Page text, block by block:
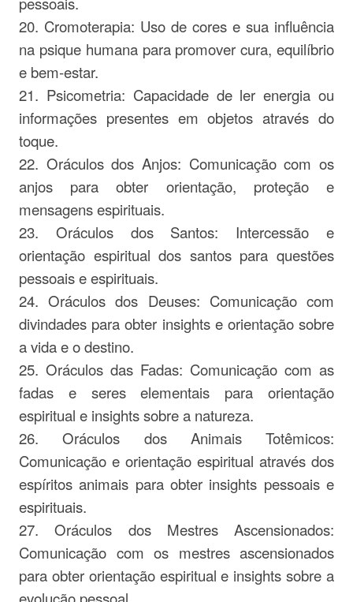
20. Cromoterapia: Uso de cores e sua influência
na psique humana para promover cura, equilíbrio
e bem-estar.
21. Psicometria: Capacidade de ler energia ou
informações presentes em objetos através do
toque.
22. Oráculos dos Anjos: Comunicação com os
anjos para obter orientação, proteção e
mensagens espirituais.
23. Oráculos dos Santos: Intercessão e
orientação espiritual dos santos para questões
pessoais e espirituais.
24. Oráculos dos Deuses: Comunicação com
divindades para obter insights e orientação sobre
a vida e o destino.
25. Oráculos das Fadas: Comunicação com as
fadas e seres elementais para orientação
espiritual e insights sobre a natureza.
26. Oráculos dos Animais Totêmicos:
Comunicação e orientação espiritual através dos
espíritos animais para obter insights pessoais e
espirituais.
27. Oráculos dos Mestres Ascensionados:
Comunicação com os mestres ascensionados
para obter orientação espiritual e insights sobre a